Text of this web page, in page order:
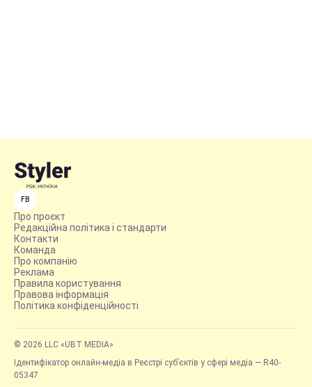
FB
Про проєкт
Редакційна політика і стандарти
Контакти
Команда
Про компанію
Реклама
Правила користування
Правова інформація
Політика конфіденційності
© 2026 LLC «UBT MEDIA»
Ідентифікатор онлайн-медіа в Реєстрі суб’єктів у сфері медіа — R40-
05347